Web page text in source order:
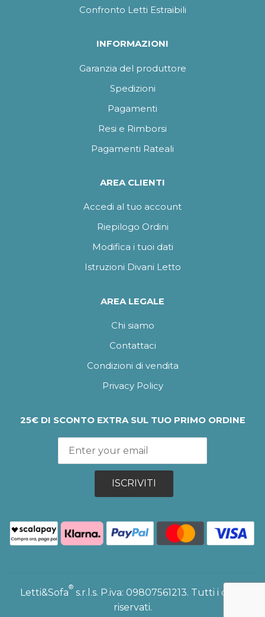
Confronto Letti Estraibili
INFORMAZIONI
Garanzia del produttore
Spedizioni
Pagamenti
Resi e Rimborsi
Pagamenti Rateali
AREA CLIENTI
Accedi al tuo account
Riepilogo Ordini
Modifica i tuoi dati
Istruzioni Divani Letto
AREA LEGALE
Chi siamo
Contattaci
Condizioni di vendita
Privacy Policy
25€ DI SCONTO EXTRA SUL TUO PRIMO ORDINE
ISCRIVITI
Letti&Sofa
®
s.r.l.s. P.iva: 09807561213. Tutti i diritti
riservati.